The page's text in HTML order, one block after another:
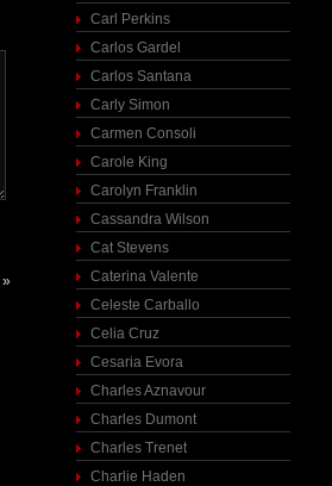
»
Carl Perkins
Carlos Gardel
Carlos Santana
Carly Simon
Carmen Consoli
Carole King
Carolyn Franklin
Cassandra Wilson
Cat Stevens
Caterina Valente
Celeste Carballo
Celia Cruz
Cesaria Evora
Charles Aznavour
Charles Dumont
Charles Trenet
Charlie Haden